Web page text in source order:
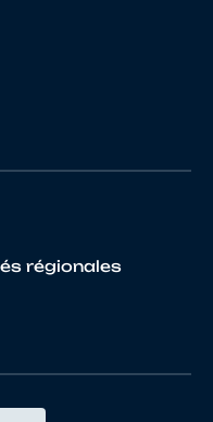
régionales